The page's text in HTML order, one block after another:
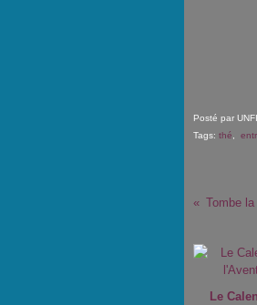
Posté par
Tags: thé
Tombe
Le